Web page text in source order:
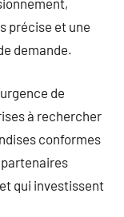
précise et une
demande.
de
à rechercher
conformes
qui investissent